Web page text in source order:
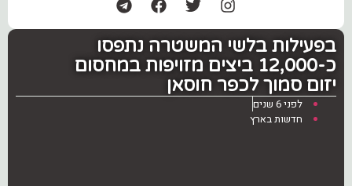
בפעילות בלשי המשטרה נתפסו
כ-12,000 ביצים מזויפות במחסום
יזום סמוך לכפר חוסאן
לפני 6 שנים
חדשות בארץ